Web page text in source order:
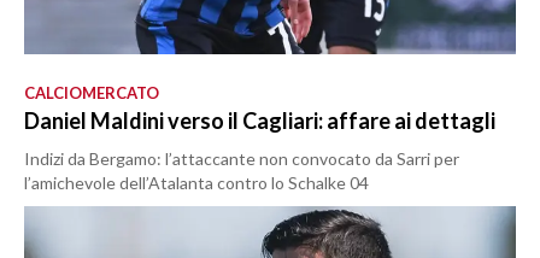
CALCIOMERCATO
Daniel Maldini verso il Cagliari: affare ai dettagli
Indizi da Bergamo: l’attaccante non convocato da Sarri per
l’amichevole dell’Atalanta contro lo Schalke 04